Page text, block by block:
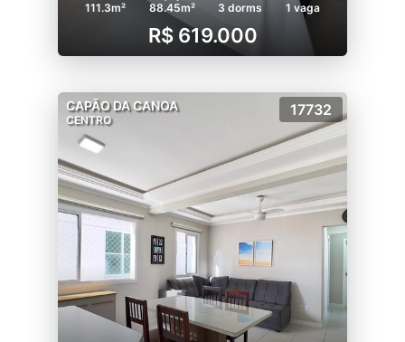
111.3m² 88.45m² 3 dorms 1 vaga
R$ 619.000
CAPÃO DA CANOA
CENTRO
17732